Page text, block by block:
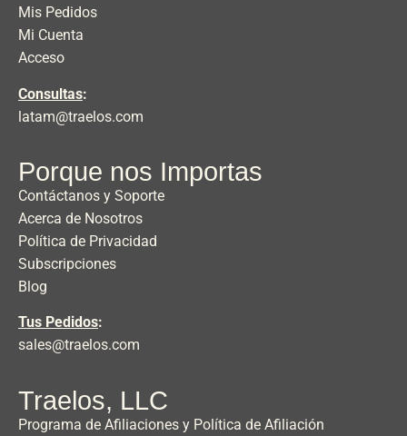
Mis Pedidos
Mi Cuenta
Acceso
Consultas:
latam@traelos.com
Porque nos Importas
Contáctanos y Soporte
Acerca de Nosotros
Política de Privacidad
Subscripciones
Blog
Tus Pedidos:
sales@traelos.com
Traelos, LLC
Programa de Afiliaciones y Política de Afiliación